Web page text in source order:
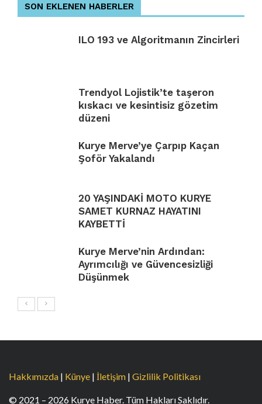
SON EKLENEN HABERLER
ILO 193 ve Algoritmanın Zincirleri
Trendyol Lojistik’te taşeron
kıskacı ve kesintisiz gözetim
düzeni
Kurye Merve’ye Çarpıp Kaçan
Şoför Yakalandı
20 YAŞINDAKİ MOTO KURYE
SAMET KURNAZ HAYATINI
KAYBETTİ
Kurye Merve’nin Ardından:
Ayrımcılığı ve Güvencesizliği
Düşünmek
Hakkımızda | Künye | İletişim | Gizlilik Politikası
© 2021 – 2026 Kurye Haber. Tüm Hakları Saklıdır.